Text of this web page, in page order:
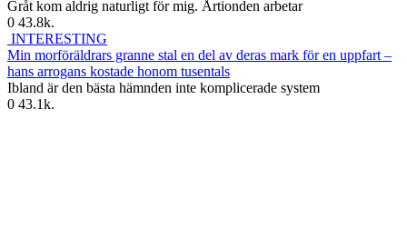
Gråt kom aldrig naturligt för mig. Årtionden arbetar
0 43.8k.
INTERESTING
Min morföräldrars granne stal en del av deras mark för en uppfart –
hans arrogans kostade honom tusentals
Ibland är den bästa hämnden inte komplicerade system
0 43.1k.